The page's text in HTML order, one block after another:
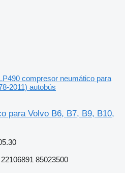
compresor neumático para
2011) autobús
para Volvo B6, B7, B9, B10,
85023500